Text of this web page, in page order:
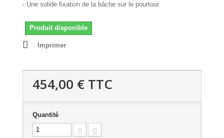
- Une solide fixation de la bâche sur le pourtour.
Produit disponible
Imprimer
454,00 € TTC
Quantité